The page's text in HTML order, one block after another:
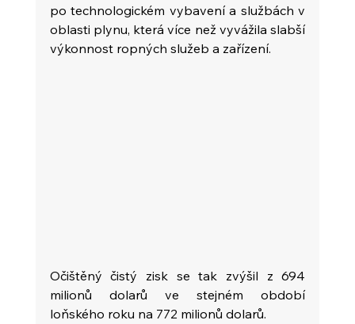
po technologickém vybavení a službách v
oblasti plynu, která více než vyvážila slabší
výkonnost ropných služeb a zařízení.
Očištěný čistý zisk se tak zvýšil z 694
milionů dolarů ve stejném období
loňského roku na 772 milionů dolarů.